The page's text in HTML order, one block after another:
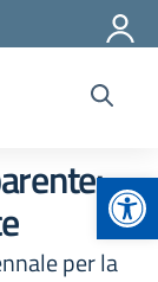
per la